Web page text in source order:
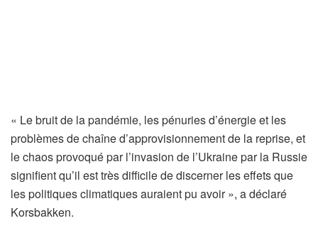
« Le bruit de la pandémie, les pénuries d’énergie et les
problèmes de chaîne d’approvisionnement de la reprise, et
le chaos provoqué par l’invasion de l’Ukraine par la Russie
signifient qu’il est très difficile de discerner les effets que
les politiques climatiques auraient pu avoir », a déclaré
Korsbakken.